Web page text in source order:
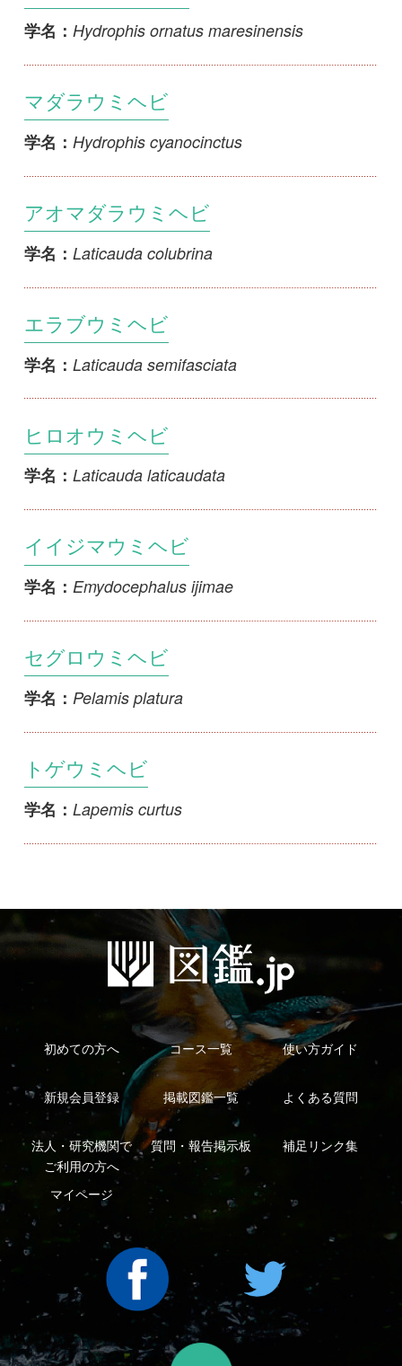
学名：Hydrophis cyanocinctus
アオマダラウミヘビ
学名：Laticauda colubrina
Laticauda semifasciata
ヒロオウミヘビ
学名：Laticauda laticaudata
イイジマウミヘビ
セグロウミヘビ
学名： Pelamis platura
トゲウミヘビ
Lapemis curtus
初めての方へ コース一覧
新規会員登録 掲載図鑑一覧
利用規約｜有料会員利用規約｜お問い合わせ
プライバ
シーについて
特定商取引法に基づく表示｜運営会社｜インプレスグル
Copyright ©2016 Yama-kei Publishers co.,Ltd.
An impress Group Company. All rights reserved.